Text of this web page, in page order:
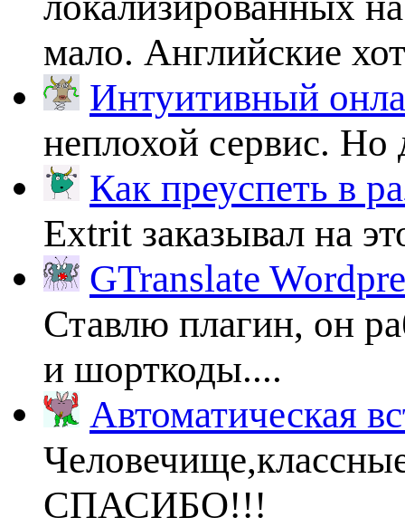
мало. Английские
Интуитивный
неплохой сервис.
Как преуспеть в
Extrit заказывал на
GTranslate
Ставлю плагин, он
и шорткоды....
Автоматическая
СПАСИБО!!!